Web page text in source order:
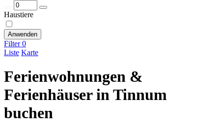
Haustiere
Anwenden
Filter0
Liste Karte
Ferienwohnungen &
Ferienhäuser in Tinnum
buchen